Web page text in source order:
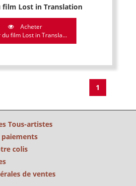
film Lost in Translation
Acheter
du film Lost in Transla...
1
Tous-artistes
paiements
colis
de ventes